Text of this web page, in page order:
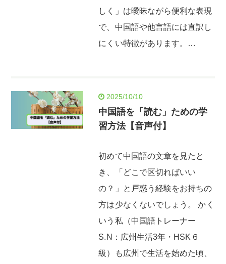
しく」は曖昧ながら便利な表現
で、中国語や他言語には直訳し
にくい特徴があります。…
2025/10/10
中国語を「読む」ための学
習方法【音声付】
初めて中国語の文章を見たと
き、「どこで区切ればいい
の？」と戸惑う経験をお持ちの
方は少なくないでしょう。 かく
いう私（中国語トレーナー
S.N：広州生活3年・HSK６
級）も広州で生活を始めた頃、